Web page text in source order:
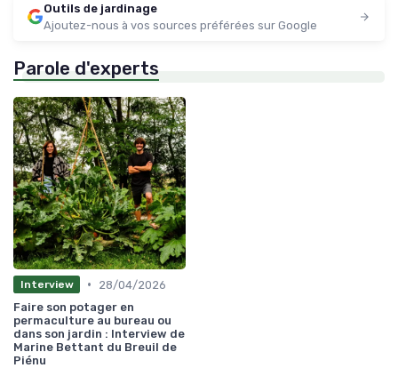
Outils de jardinage
Ajoutez-nous à vos sources préférées sur Google
Parole d'experts
Interview •
28/04/2026
Faire son potager en
permaculture au bureau ou
dans son jardin : Interview de
Marine Bettant du Breuil de
Piénu